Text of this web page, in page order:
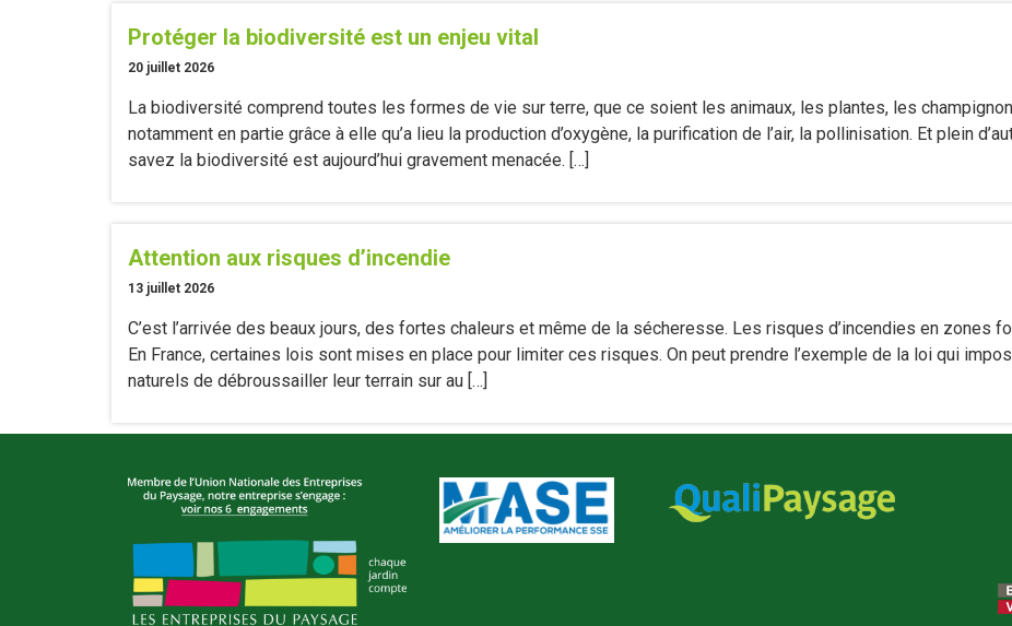
Protéger la biodiversité est un enjeu vital
20 juillet 2026
La biodiversité comprend toutes les formes de vie sur terre, que ce soient les animaux, les plantes, les
notamment en partie grâce à elle qu’a lieu la production d’oxygène, la purification de l’air, la pollinisation. Et plein
savez la biodiversité est aujourd’hui gravement menacée. […]
Attention aux risques d’incendie
13 juillet 2026
C’est l’arrivée des beaux jours, des fortes chaleurs et même de la sécheresse. Les risques d’incendies en zones
En France, certaines lois sont mises en place pour limiter ces risques. On peut prendre l’exemple de la loi qui
naturels de débroussailler leur terrain sur au […]